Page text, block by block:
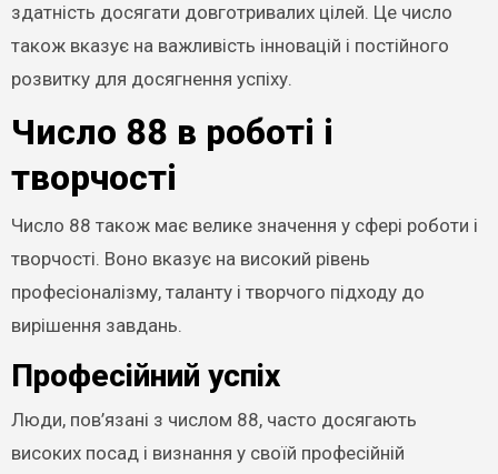
здатність досягати довготривалих цілей. Це число
також вказує на важливість інновацій і постійного
розвитку для досягнення успіху.
Число 88 в роботі і
творчості
Число 88 також має велике значення у сфері роботи і
творчості. Воно вказує на високий рівень
професіоналізму, таланту і творчого підходу до
вирішення завдань.
Професійний успіх
Люди, пов’язані з числом 88, часто досягають
високих посад і визнання у своїй професійній